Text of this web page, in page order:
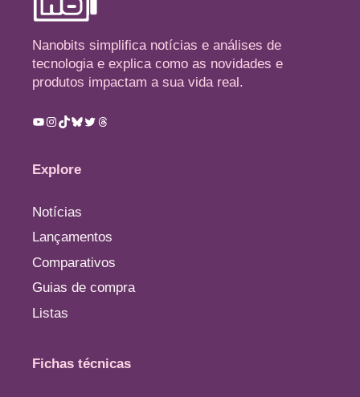
Nanobits simplifica notícias e análises de
tecnologia e explica como as novidades e
produtos impactam a sua vida real.
Youtube
Instagram
TikTok
Bluesky
TwitterThreads
Explore
Notícias
Lançamentos
Comparativos
Guias de compra
Listas
Fichas técnicas